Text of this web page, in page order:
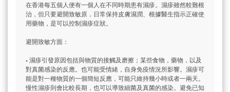
在香港每五個人便有一個人在不同時期患有濕疹。濕疹雖然較難根
治，但只要避開致敏原，日常保持皮膚濕潤、根據醫生指示正確使
用藥物，是可以控制濕疹症狀。
避開致敏方面：
• 濕疹引發原因包括與物質的接觸及磨擦；某些食物，藥物，以及
對真菌感染的反應。也可能受情緒，自身免疫情況所影響。濕疹可
能是對一種物質的一個簡短反應，可能只維持幾小時或者一兩天。
慢性濕疹則會比較長期，也可以導致細菌及真菌的感染。避免已知